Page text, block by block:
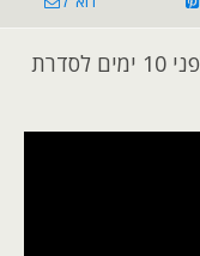
סרטון קצר בעקבות ביקור בארה"ב לפני 10 ימים לסדרת